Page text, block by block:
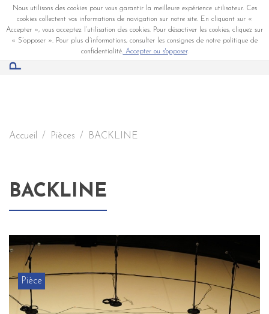
Nous utilisons des cookies pour vous garantir la meilleure expérience utilisateur. Ces
cookies collectent vos informations de navigation sur notre site. En cliquant sur «
Accepter », vous acceptez l’utilisation des cookies. Pour désactiver les cookies, cliquez sur
« S’opposer ». Pour plus d’informations, consulter les consignes de notre politique de
confidentialité.Accepter ou s'opposer.
Accueil Pièces BACKLINE
BACKLINE
Pièce